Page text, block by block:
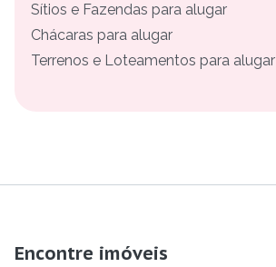
Sítios e Fazendas para alugar
Chácaras para alugar
Terrenos e Loteamentos para alugar
Encontre imóveis